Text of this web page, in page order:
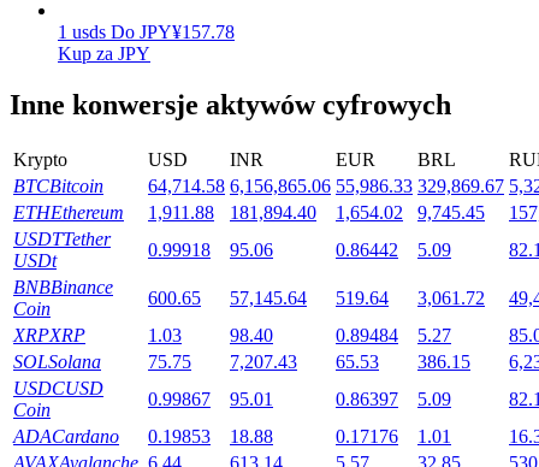
Wysokie zyski i natychmiastowy dostęp
Launchpool
Elastyczne stawianie zakładów, aby zarabiać na popularnych
tokenach
1 usds Do JPY¥157.78
Kup za JPY
Inne konwersje aktywów cyfrowych
Krypto USD INR EUR BRL
BTCBitcoin 64,714.58 6,156,865.06 55,986.33 329,869.67
ETHEthereum 1,911.88 181,894.40 1,654.02 9,745.45
USDTTether
USDt
0.99918 95.06 0.86442 5.09
BNBBinance
Coin
600.65 57,145.64 519.64 3,061.72
XRPXRP 1.03 98.40 0.89484 5.27
SOLSolana 75.75 7,207.43 65.53 386.15
USDCUSD
Coin
0.99867 95.01 0.86397 5.09
ADACardano 0.19853 18.88 0.17176 1.01
AVAXAvalanche 6.44 613.14 5.57 32.85